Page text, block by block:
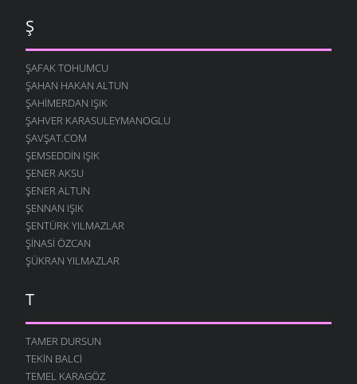
Ş
ŞAFAK TOHUMCU
ŞAHAN HAKAN ALTUN
ŞAHIMERDAN IŞIK
ŞAHVER KARASULEYMANOGLU
ŞAVŞAT.COM
ŞEMSEDDIN IŞIK
ŞENER AKSU
ŞENER ALTUN
ŞENNAN IŞIK
ŞENTÜRK YILMAZLAR
ŞINASI ÖZCAN
ŞÜKRAN YILMAZLAR
T
TAMER DURSUN
TEKIN BALCI
TEMEL KARAGÖZ